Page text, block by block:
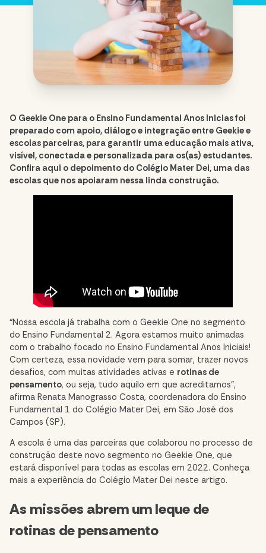
O Geekie One para o Ensino Fundamental Anos Inicias foi
preparado com apoio, diálogo e integração entre Geekie e
escolas parceiras, para garantir uma educação mais ativa,
visível, conectada e personalizada para os(as) estudantes.
Confira aqui o depoimento do Colégio Mater Dei, uma das
escolas que nos apoiaram nessa linda construção.
“Nossa escola já trabalha com o Geekie One no segmento
do Ensino Fundamental 2. Agora estamos muito animadas
com o trabalho focado no Ensino Fundamental Anos Iniciais!
Com certeza, essa novidade vem para somar, trazer novos
desafios, com muitas atividades ativas e rotinas de
pensamento, ou seja, tudo aquilo em que acreditamos”,
afirma Renata Manograsso Costa, coordenadora do Ensino
Fundamental 1 do Colégio Mater Dei, em São José dos
Campos (SP).
A escola é uma das parceiras que colaborou no processo de
construção deste novo segmento no Geekie One, que
estará disponível para todas as escolas em 2022. Conheça
mais a experiência do Colégio Mater Dei neste artigo.
As missões abrem um leque de
rotinas de pensamento